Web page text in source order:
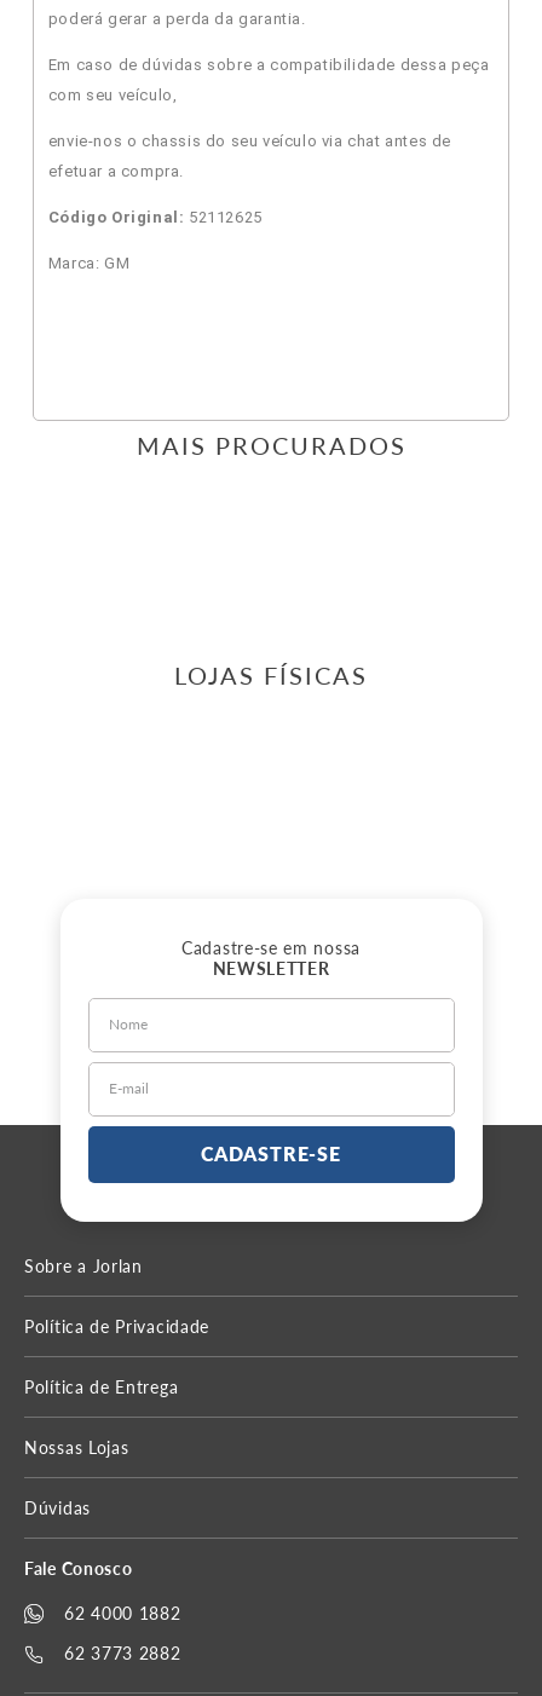
poderá gerar a perda da garantia.
Em caso de dúvidas sobre a compatibilidade dessa peça
com seu veículo,
envie-nos o chassis do seu veículo via chat antes de
efetuar a compra.
Código Original: 52112625
Marca: GM
MAIS PROCURADOS
Cobalt - 2017 A 2020
R$ 545,01
COMPRE AGORA